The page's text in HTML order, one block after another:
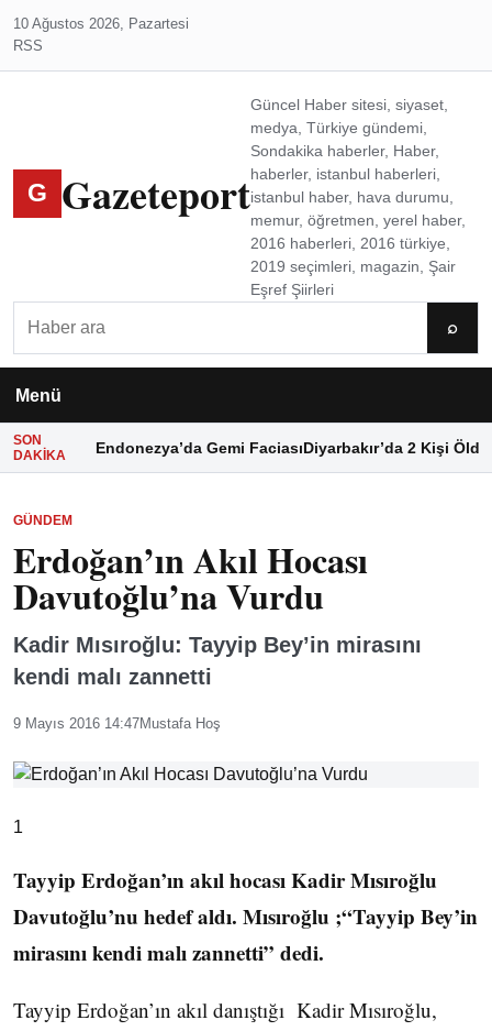
10 Ağustos 2026, Pazartesi
RSS
G Gazeteport
Güncel Haber sitesi, siyaset,
medya, Türkiye gündemi,
Sondakika haberler, Haber,
haberler, istanbul haberleri,
istanbul haber, hava durumu,
memur, öğretmen, yerel haber,
2016 haberleri, 2016 türkiye,
2019 seçimleri, magazin, Şair
Eşref Şiirleri
⌕
Menü
SON
DAKIKA
Endonezya’da Gemi FaciasıDiyarbakır’da 2 Kişi Öldü
GÜNDEM
Erdoğan’ın Akıl Hocası
Davutoğlu’na Vurdu
Kadir Mısıroğlu: Tayyip Bey’in mirasını
kendi malı zannetti
9 Mayıs 2016 14:47Mustafa Hoş
1
Tayyip Erdoğan’ın akıl hocası Kadir Mısıroğlu
Davutoğlu’nu hedef aldı. Mısıroğlu ;“Tayyip Bey’in
mirasını kendi malı zannetti” dedi.
Tayyip Erdoğan’ın akıl danıştığı Kadir Mısıroğlu,